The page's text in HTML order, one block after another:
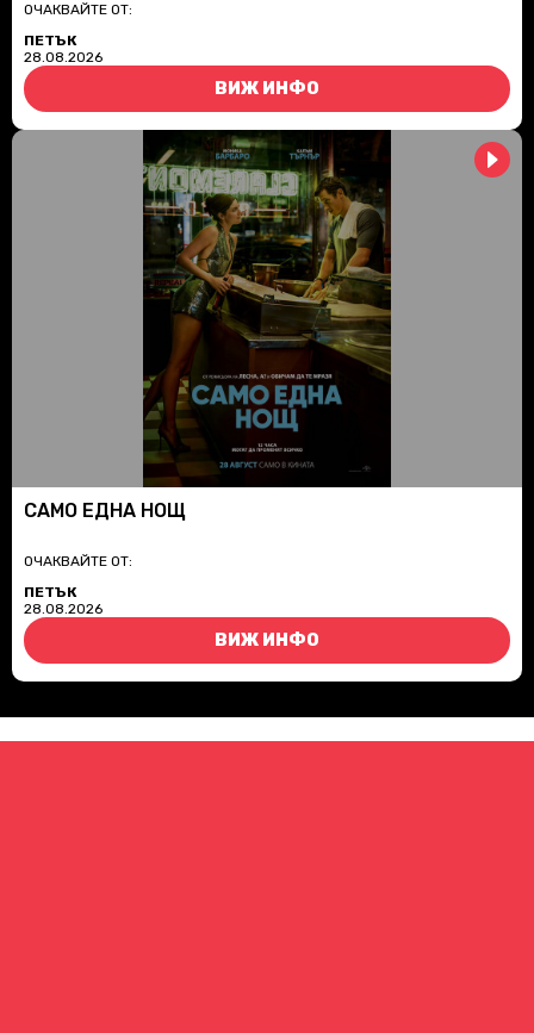
ОЧАКВАЙТЕ ОТ:
ПЕТЪК
28.08.2026
ВИЖ ИНФО
САМО ЕДНА НОЩ
ОЧАКВАЙТЕ ОТ:
ПЕТЪК
28.08.2026
ВИЖ ИНФО